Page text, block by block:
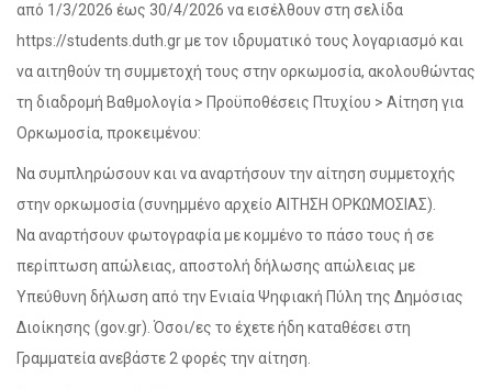
από 1/3/2026 έως 30/4/2026 να εισέλθουν στη σελίδα
https://students.duth.gr με τον ιδρυματικό τους λογαριασμό και
να αιτηθούν τη συμμετοχή τους στην ορκωμοσία, ακολουθώντας
τη διαδρομή Βαθμολογία > Προϋποθέσεις Πτυχίου > Αίτηση για
Ορκωμοσία, προκειμένου:
Να συμπληρώσουν και να αναρτήσουν την αίτηση συμμετοχής
στην ορκωμοσία (συνημμένο αρχείο ΑΙΤΗΣΗ ΟΡΚΩΜΟΣΙΑΣ).
Να αναρτήσουν φωτογραφία με κομμένο το πάσο τους ή σε
περίπτωση απώλειας, αποστολή δήλωσης απώλειας με
Υπεύθυνη δήλωση από την Ενιαία Ψηφιακή Πύλη της Δημόσιας
Διοίκησης (gov.gr). Όσοι/ες το έχετε ήδη καταθέσει στη
Γραμματεία ανεβάστε 2 φορές την αίτηση.